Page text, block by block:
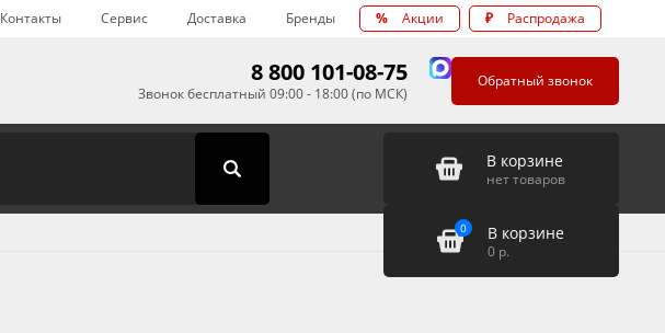
Контакты Сервис Доставка Бренды % Акции ₽ Распродажа
8 800 101-08-75
Звонок бесплатный 09:00 - 18:00 (по МСК)
Обратный звонок
В корзине
нет товаров
0 В корзине
0 р.